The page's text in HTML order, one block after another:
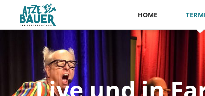
HOME
Live und in
Live und in